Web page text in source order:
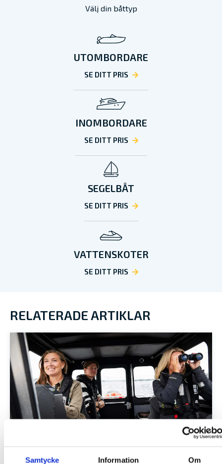
Samtycke Information Om
Välj din båttyp
UTOMBORDARE
SE DITT PRIS
INOMBORDARE
SE DITT PRIS
SEGELBÅT
SE DITT PRIS
VATTENSKOTER
SE DITT PRIS
RELATERADE ARTIKLAR